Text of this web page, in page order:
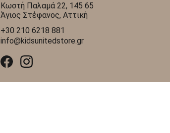
Κωστή Παλαμά 22, 145 65
Άγιος Στέφανος, Αττική
+30 210 6218 881
info@kidsunitedstore.gr